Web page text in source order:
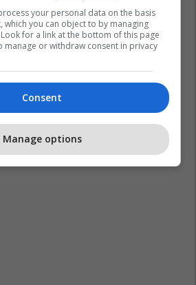
Robertson
Tottenham
your personal data on the basis
which you can object to by managing
for a link at the bottom of this page
manage or withdraw consent in privacy
Consent
Manage options